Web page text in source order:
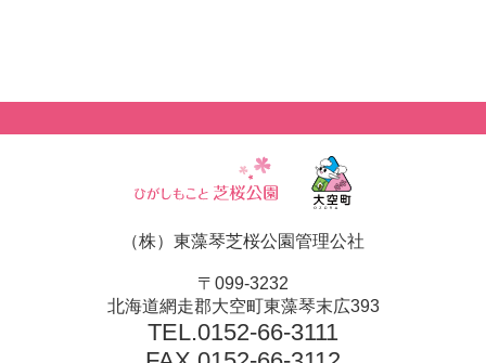
（株）東藻琴芝桜公園管理公社
〒099-3232
北海道網走郡大空町東藻琴末広393
TEL.0152-66-3111